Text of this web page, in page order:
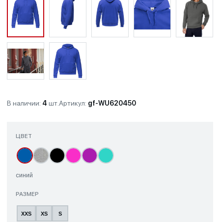
В наличии: 4 шт.Артикул: gf-WU620450
ЦВЕТ
синий
РАЗМЕР
XXS XS S